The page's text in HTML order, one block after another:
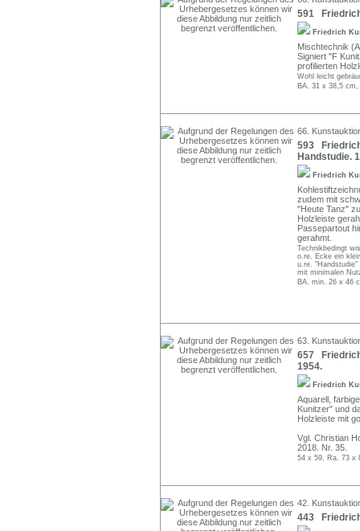
591
Friedrich
Mischtechnik
Signiert "F
profilierten
Wohl leicht
BA. 31 x 38,5
66.
593
Handstudie.
Friedrich
zudem mit
"Heute Tanz"
Holzleiste
Passepartout
gerahmt.
Technikbedingt
o.re. Ecke ein
u.re.
mit minimalen
BA. min. 26 x 46
63.
657
1954.
Friedrich
Aquarell,
Kunitzer" und
Holzleiste mit
Vgl. Christian
2018. Nr. 35.
54 x 59, Ra. 73 x
42.
443